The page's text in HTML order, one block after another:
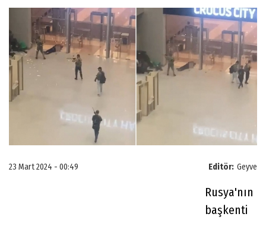
Editör: Geyve
23 Mart 2024 - 00:49
Rusya'nın
başkenti